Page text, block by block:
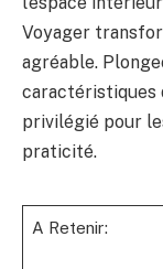
Voyager
agréable.
caractéristiques
privilégié pour
praticité.
A Retenir: